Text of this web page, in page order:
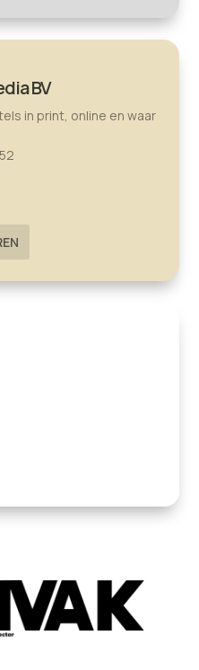
BV
in print, online en waar